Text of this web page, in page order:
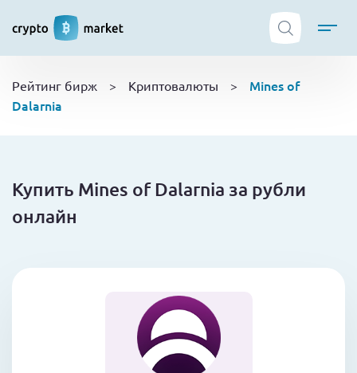
ТОП криптобирж
Криптовалюты
Кошельки
Рейтинг бирж > Криптовалюты >
Mines of
Dalarnia
Купить Mines of Dalarnia за рубли
онлайн